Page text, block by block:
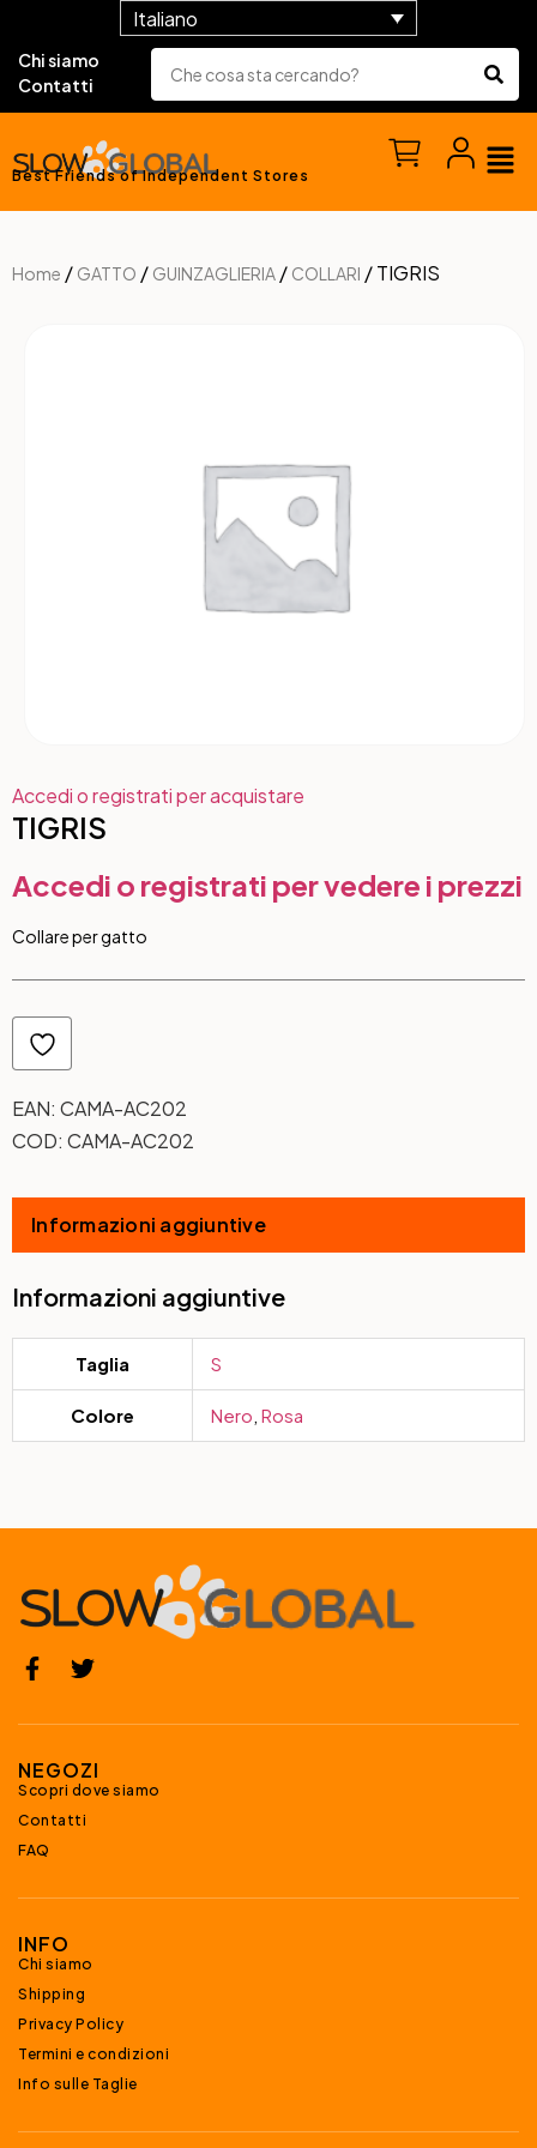
Italiano
Chi siamo
Contatti
Best Friends of Independent Stores
Home / GATTO / GUINZAGLIERIA / COLLARI / TIGRIS
Accedi o registrati per acquistare
TIGRIS
Accedi o registrati per vedere i prezzi
Collare per gatto
EAN: CAMA-AC202
COD: CAMA-AC202
Informazioni aggiuntive
Informazioni aggiuntive
Taglia S
Colore Nero, Rosa
NEGOZI
Scopri dove siamo
Contatti
FAQ
INFO
Chi siamo
Shipping
Privacy Policy
Termini e condizioni
Info sulle Taglie